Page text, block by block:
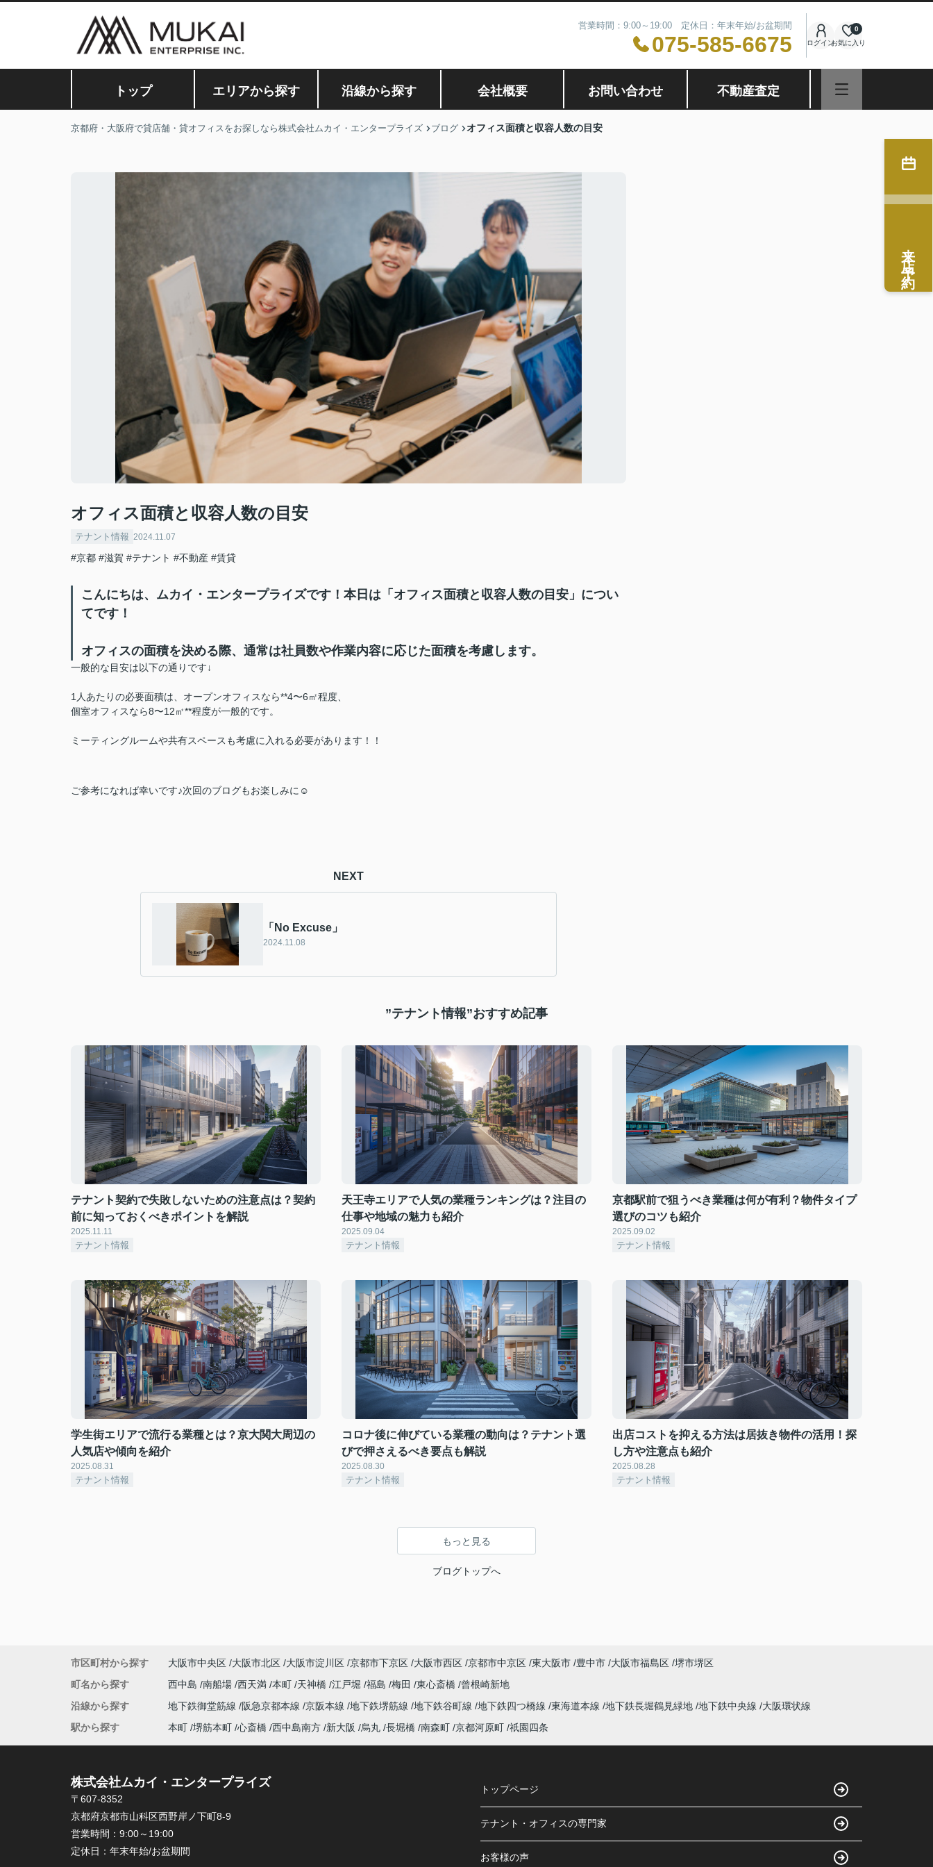
営業時間：9:00～19:00 定休日：年末年始/お盆期間
075-585-6675 ログインお気に入り
0
トップ エリアから探す 沿線から探す 会社概要 お問い合わせ 不動産査定
京都府・大阪府で貸店舗・貸オフィスをお探しなら株式会社ムカイ・エンタープライズ ブログ オフィス面積と収容人数の目安
オフィス面積と収容人数の目安
テナント情報 2024.11.07
#京都 #滋賀 #テナント #不動産 #賃貸
こんにちは、ムカイ・エンタープライズです！本日は「オフィス面積と収容人数の目安」につい
てです！
オフィスの面積を決める際、通常は社員数や作業内容に応じた面積を考慮します。
一般的な目安は以下の通りです↓
1人あたりの必要面積は、オープンオフィスなら**4〜6㎡程度、
個室オフィスなら8〜12㎡**程度が一般的です。
ミーティングルームや共有スペースも考慮に入れる必要があります！！
ご参考になれば幸いです♪次回のブログもお楽しみに☺
NEXT
「No Excuse」
2024.11.08
”テナント情報”おすすめ記事
テナント契約で失敗しないための注意点は？契約
前に知っておくべきポイントを解説
2025.11.11
テナント情報
天王寺エリアで人気の業種ランキングは？注目の
仕事や地域の魅力も紹介
2025.09.04
テナント情報
京都駅前で狙うべき業種は何が有利？物件タイプ
選びのコツも紹介
2025.09.02
テナント情報
学生街エリアで流行る業種とは？京大関大周辺の
人気店や傾向を紹介
2025.08.31
テナント情報
コロナ後に伸びている業種の動向は？テナント選
びで押さえるべき要点も解説
2025.08.30
テナント情報
出店コストを抑える方法は居抜き物件の活用！探
し方や注意点も紹介
2025.08.28
テナント情報
もっと見る
ブログトップへ
来店予約
市区町村から探す 大阪市中央区 大阪市北区 大阪市淀川区 京都市下京区 大阪市西区 京都市中京区 東大阪市 豊中市 大阪市福島区 堺市堺区
町名から探す
西中島 南船場 西天満 本町 天神橋 江戸堀 福島 梅田 東心斎橋
曾根崎新地
沿線から探す
地下鉄御堂筋線 阪急京都本線 京阪本線 地下鉄堺筋線 地下鉄谷町線 地下鉄四つ橋線 東海道本線 地下鉄長堀鶴見緑地 地下鉄中央線
大阪環状線
駅から探す
本町 堺筋本町 心斎橋 西中島南方 新大阪 烏丸 長堀橋 南森町 京都河原町 祇園四条
株式会社ムカイ・エンタープライズ
〒607-8352
京都府京都市山科区西野岸ノ下町8-9
営業時間： 9:00～19:00
定休日： 年末年始/お盆期間
トップページ
テナント・オフィスの専門家
お客様の声